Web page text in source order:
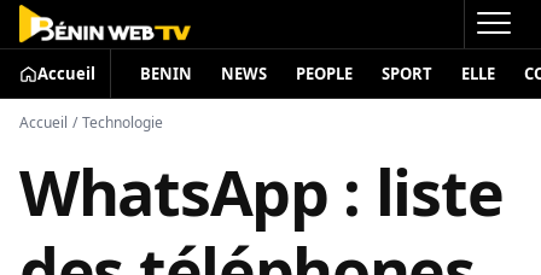
Accueil BENIN NEWS PEOPLE SPORT ELLE
Accueil / Technologie
WhatsApp : liste